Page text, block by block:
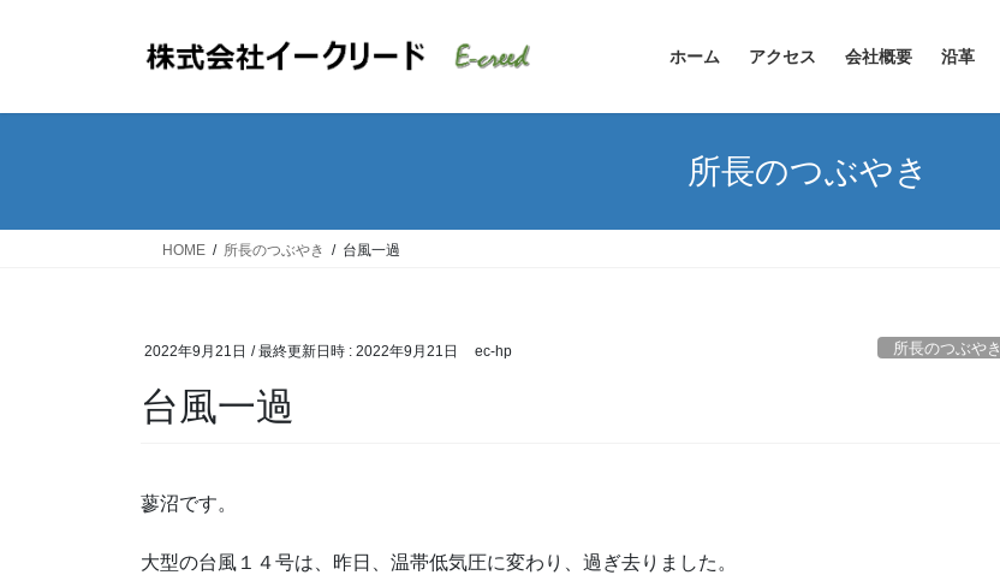
ホーム アクセス 会社概要 沿革
所長のつぶやき
HOME 所長のつぶやき 台風一過
2022年9月21日 / 最終更新日時 : 2022年9月21日 ec-hp 所長のつぶやき
台風一過
蓼沼です。
大型の台風１４号は、昨日、温帯低気圧に変わり、過ぎ去りました。